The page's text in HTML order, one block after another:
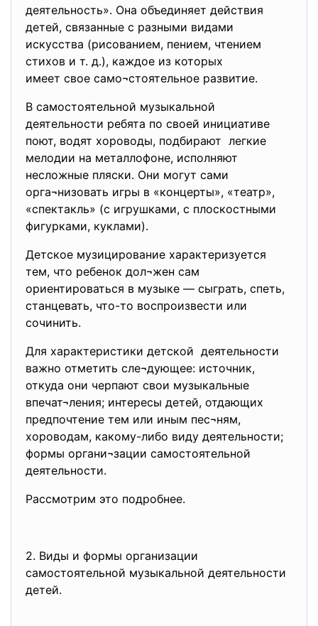
деятельность». Она объединяет действия
детей, связанные с разными видами
искусства (рисованием, пением, чтением
стихов и т. д.), каждое из которых
имеет свое само¬стоятельное развитие.
В самостоятельной музыкальной
деятельности ребята по своей инициативе
поют, водят хороводы, подбирают легкие
мелодии на металлофоне, исполняют
несложные пляски. Они могут сами
орга¬низовать игры в «концерты», «театр»,
«спектакль» (с игрушками, с плоскостными
фигурками, куклами).
Детское музицирование характеризуется
тем, что ребенок дол¬жен сам
ориентироваться в музыке — сыграть, спеть,
станцевать, что-то воспроизвести или
сочинить.
Для характеристики детской деятельности
важно отметить сле¬дующее: источник,
откуда они черпают свои музыкальные
впечат¬ления; интересы детей, отдающих
предпочтение тем или иным пес¬ням,
хороводам, какому-либо виду деятельности;
формы органи¬зации самостоятельной
деятельности.
Рассмотрим это подробнее.
2. Виды и формы организации
самостоятельной музыкальной деятельности
детей.